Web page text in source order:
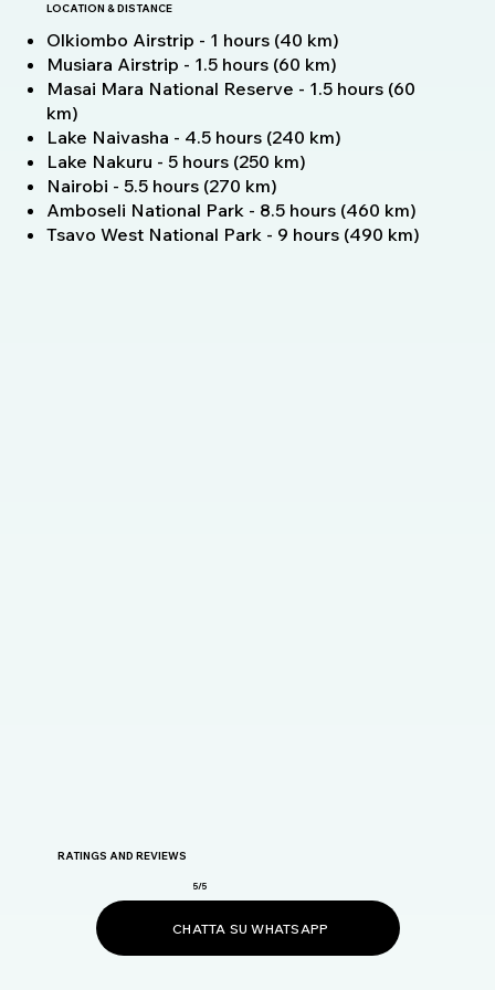
LOCATION & DISTANCE
Olkiombo Airstrip - 1 hours (40 km)
Musiara Airstrip - 1.5 hours (60 km)
Masai Mara National Reserve - 1.5 hours (60
km)
Lake Naivasha - 4.5 hours (240 km)
Lake Nakuru - 5 hours (250 km)
Nairobi - 5.5 hours (270 km)
Amboseli National Park - 8.5 hours (460 km)
Tsavo West National Park - 9 hours (490 km)
RATINGS AND REVIEWS
5/5
CHATTA SU WHATSAPP